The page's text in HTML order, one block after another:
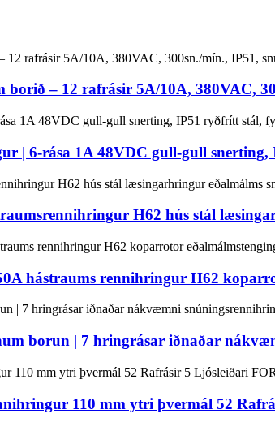
borið – 12 rafrásir 5A/10A, 380VAC,
| 6-rása 1A 48VDC gull-gull
H62 hús stál
hástraums rennihringur H62
borun | 7 hringrásar iðnaðar
110 mm ytri þvermál 52